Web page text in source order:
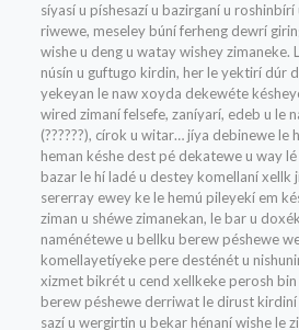
síyasí u píshesazí u bazirganí u
riwewe, meseley búní ferheng dewrí
wishe u deng u watay wishey zimaneke.
núsín u guftugo kirdin, her le yektirí dúr
yekeyan le naw xoyda dekewéte
wired zimaní felsefe, zaníyarí, edeb u le
(??????), círok u witar… jíya debinewe le
heman késhe dest pé dekatewe u way
bazar le hí ladé u destey komellaní xellk
sererray ewey ke le hemú pileyekí em
ziman u shéwe zimanekan, le bar u
naménétewe u bellku berew péshewe
komellayetíyeke pere desténét u
xizmet bikrét u cend xellkeke perosh
berew péshewe derriwat le dirust kirdiní
sazí u wergirtin u bekar hénaní wishe le